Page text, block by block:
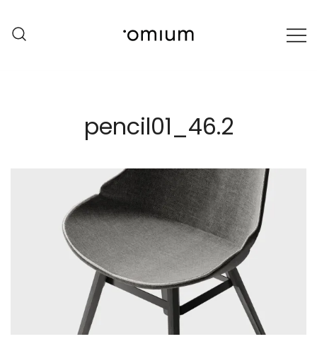
do
treści
pencil01_46.2